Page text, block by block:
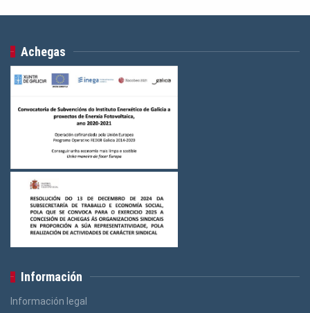
Achegas
Información
Información legal